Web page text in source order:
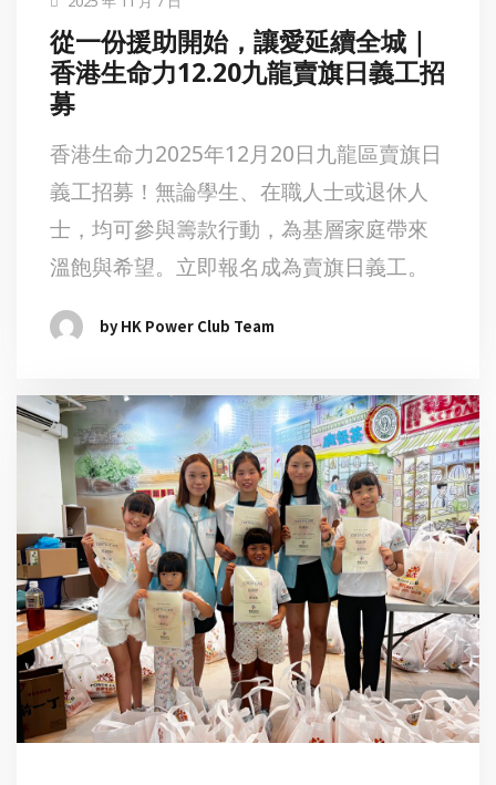
從一份援助開始，讓愛延續全城｜
香港生命力12.20九龍賣旗日義工招
募
香港生命力2025年12月20日九龍區賣旗日
義工招募！無論學生、在職人士或退休人
士，均可參與籌款行動，為基層家庭帶來
溫飽與希望。立即報名成為賣旗日義工。
by HK Power Club Team